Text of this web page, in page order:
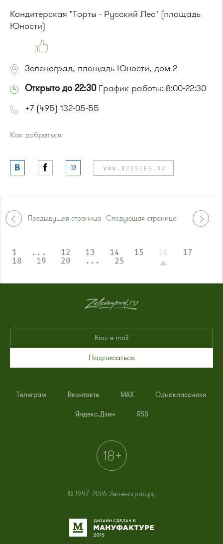
Кондитерская "Торты - Русский Лес" (площадь
Юности)
Зеленоград, площадь Юности, дом 2
Открыто до 22:30График работы: 8:00-22:30
+7 (495) 132-05-55
Как добраться
Автобусы № 1, 6, 7, 10, 12, 19, 400, 400э.
Маршрутка № 419м, 431м, 720м, 900, 903
Маршрутка № 408м, 419м, 476м
WWW.RUSSLES.RU
Предыдущая страница Следующая страница
1 ... 12 13 14 15 16
17
18
19 20 ... 25
Подписаться
Телеграм Вконтакте MAX Одноклассники
Яндекс.Дзен RSS
© 1997–2026 Зеленоград.ру